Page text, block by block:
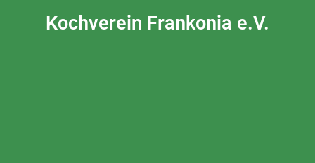
Kochverein Frankonia e.V.